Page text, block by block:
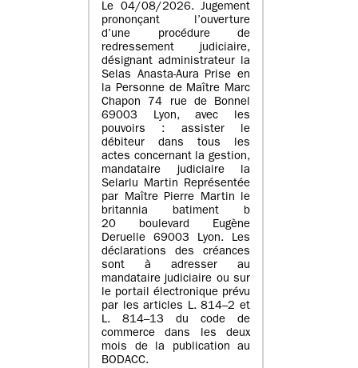
Le 04/08/2026. Jugement
prononçant l’ouverture
d’une procédure de
redressement judiciaire,
désignant administrateur la
Selas Anasta-Aura Prise en
la Personne de Maître Marc
Chapon 74 rue de Bonnel
69003 Lyon, avec les
pouvoirs : assister le
débiteur dans tous les
actes concernant la gestion,
mandataire judiciaire la
Selarlu Martin Représentée
par Maître Pierre Martin le
britannia batiment b
20 boulevard Eugène
Deruelle 69003 Lyon. Les
déclarations des créances
sont à adresser au
mandataire judiciaire ou sur
le portail électronique prévu
par les articles L. 814–2 et
L. 814–13 du code de
commerce dans les deux
mois de la publication au
BODACC.